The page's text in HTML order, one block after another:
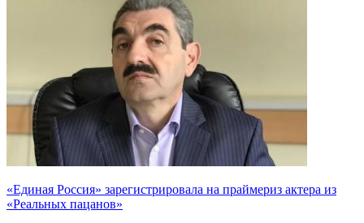
«Единая Россия» зарегистрировала на праймериз актера из
«Реальных пацанов»